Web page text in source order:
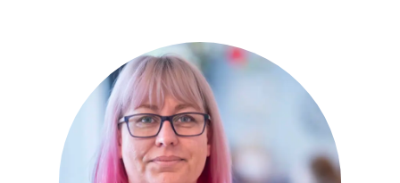
som egen kommune.
Kystkommunen har 9466
innbyggere (første kvartal
2026).